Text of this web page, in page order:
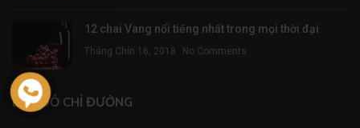
12 chai Vang nổi tiếng nhất trong mọi thời đại
Tháng Chín 16, 2018 No Comments
BẢN ĐỒ CHỈ ĐƯỜNG